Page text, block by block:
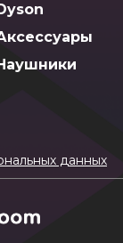
данных